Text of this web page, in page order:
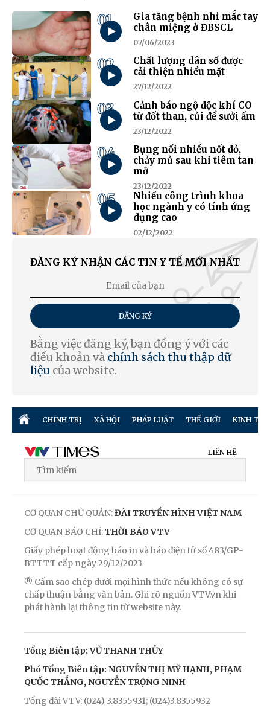
01
Gia tăng bệnh nhi mắc tay
chân miệng ở ĐBSCL
07/06/2023
02
Chất lượng dân số được
cải thiện nhiều mặt
27/12/2022
03
Cảnh báo ngộ độc khí CO
từ đốt than, củi để sưởi ấm
23/12/2022
04
Bụng nổi nhiều nốt đỏ,
chảy mủ sau khi tiêm tan
mỡ
23/12/2022
05
Nhiều công trình khoa
học ngành y có tính ứng
dụng cao
02/12/2022
ĐĂNG KÝ NHẬN CÁC TIN Y TẾ MỚI NHẤT
ĐĂNG KÝ
Bằng việc đăng ký, bạn đồng ý với các
điều khoản và chính sách thu thập dữ
liệu của website.
CHÍNH TRỊ XÃ HỘI PHÁP LUẬT THẾ GIỚI KINH TẾ
LIÊN HỆ
CƠ QUAN CHỦ QUẢN:ĐÀI TRUYỀN HÌNH VIỆT NAM
CƠ QUAN BÁO CHÍ:THỜI BÁO VTV
Giấy phép hoạt động báo in và báo điện tử số 483/GP-
BTTTT cấp ngày 29/12/2023
® Cấm sao chép dưới mọi hình thức nếu không có sự
chấp thuận bằng văn bản. Ghi rõ nguồn VTV.vn khi
phát hành lại thông tin từ website này.
Tổng Biên tập: VŨ THANH THỦY
Phó Tổng Biên tập: NGUYỄN THỊ MỸ HẠNH, PHẠM
QUỐC THẮNG, NGUYỄN TRỌNG NINH
Tổng đài VTV: (024) 3.8355931; (024)3.8355932